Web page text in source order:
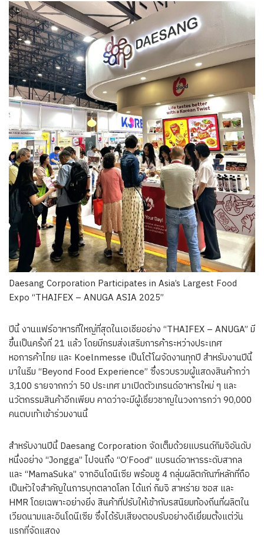
Daesang Corporation Participates in Asia’s Largest Food
Expo “THAIFEX – ANUGA ASIA 2025”
ปีนี้ งานแฟร์อาหารที่ใหญ่ที่สุดในเอเชียอย่าง “THAIFEX – ANUGA” มี
ขึ้นเป็นครั้งที่ 21 แล้ว โดยมีกรมส่งเสริมการค้าระหว่างประเทศ
หอการค้าไทย และ Koelnmesse เป็นโต้โผจัดงานทุกปี สำหรับงานปีนี้
มาในธีม “Beyond Food Experience” ซึ่งรวบรวมผู้แสดงสินค้ากว่า
3,100 รายจากกว่า 50 ประเทศ มาเปิดตัวเทรนด์อาหารใหม่ ๆ และ
นวัตกรรมสินค้าอีกเพียบ คาดว่าจะมีผู้เชี่ยวชาญในวงการกว่า 90,000
คนตบเท้าเข้าร่วมงานนี้
สำหรับงานปีนี้ Daesang Corporation จัดเต็มด้วยแบรนด์กิมจิอันดับ
หนึ่งอย่าง “Jongga” ไปจนถึง “O’Food” แบรนด์อาหารระดับสากล
และ “MamaSuka” จากอินโดนีเซีย พร้อมชู 4 กลุ่มผลิตภัณฑ์หลักที่ถือ
เป็นหัวใจสำคัญในการบุกตลาดโลก ได้แก่ กิมจิ สาหร่าย ซอส และ
HMR โดยเฉพาะอย่างยิ่ง สินค้าที่ปรับให้เข้ากับรสนิยมท้องถิ่นที่ผลิตใน
เวียดนามและอินโดนีเซีย ซึ่งได้รับเสียงตอบรับอย่างดีเยี่ยมตั้งแต่วัน
แรกที่จัดแสดง